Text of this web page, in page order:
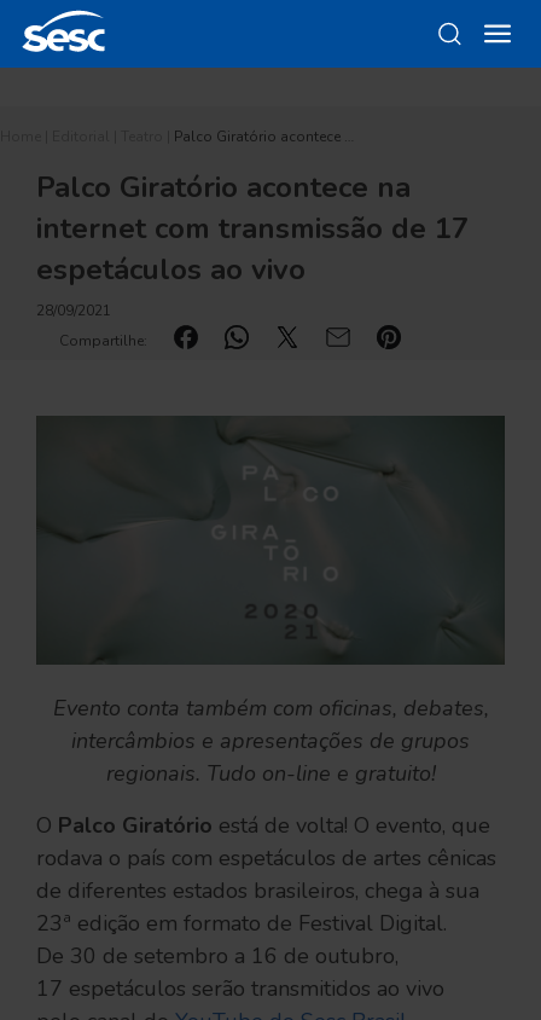
Palco Giratório acontece …
Palco Giratório acontece na
internet com transmissão de 17
espetáculos ao vivo
28/09/2021
Compartilhe:
Evento conta também com oficinas, debates,
intercâmbios e apresentações de grupos
regionais. Tudo on-line e gratuito!
O Palco Giratório está de volta! O evento, que
rodava o país com espetáculos de artes cênicas
de diferentes estados brasileiros, chega à sua
23ª edição em formato de Festival Digital.
De 30 de setembro a 16 de outubro,
17 espetáculos serão transmitidos ao vivo